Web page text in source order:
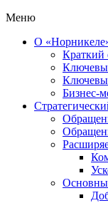
Меню
О
Краткий
Бизнес-